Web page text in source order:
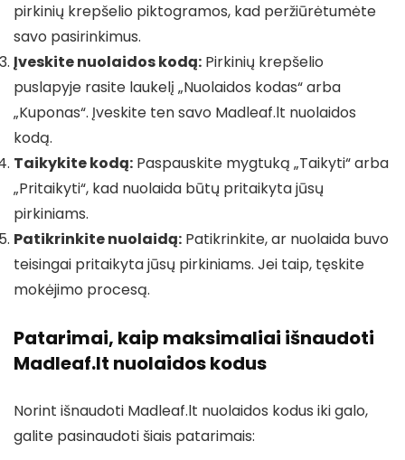
pirkinių krepšelio piktogramos, kad peržiūrėtumėte
savo pasirinkimus.
Įveskite nuolaidos kodą: Pirkinių krepšelio
puslapyje rasite laukelį „Nuolaidos kodas“ arba
„Kuponas“. Įveskite ten savo Madleaf.lt nuolaidos
kodą.
Taikykite kodą: Paspauskite mygtuką „Taikyti“ arba
„Pritaikyti“, kad nuolaida būtų pritaikyta jūsų
pirkiniams.
Patikrinkite nuolaidą: Patikrinkite, ar nuolaida buvo
teisingai pritaikyta jūsų pirkiniams. Jei taip, tęskite
mokėjimo procesą.
Patarimai, kaip maksimaliai išnaudoti
Madleaf.lt nuolaidos kodus
Norint išnaudoti Madleaf.lt nuolaidos kodus iki galo,
galite pasinaudoti šiais patarimais: